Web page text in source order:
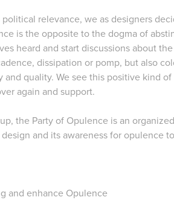
political relevance, we as designers
is the opposite to the dogma of
heard and start discussions about
dissipation or pomp, but also
and quality. We see this positive kind
again and support.
the Party of Opulence is an
and its awareness for opulence
and enhance Opulence